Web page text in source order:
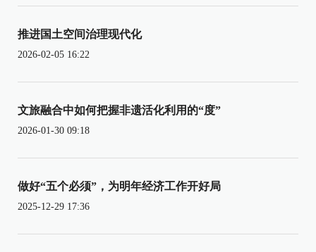
推进国土空间治理现代化
2026-02-05 16:22
文旅融合中如何把握非遗活化利用的“度”
2026-01-30 09:18
做好“五个必须”，为明年经济工作开好局
2025-12-29 17:36